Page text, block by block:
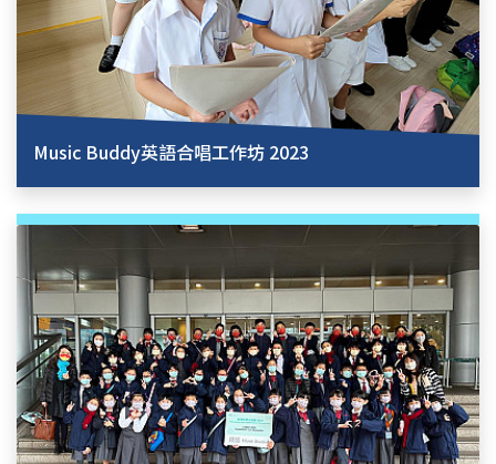
Music Buddy英語合唱工作坊 2023